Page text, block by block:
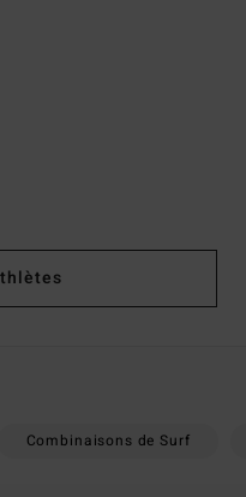
Combinaisons de Surf